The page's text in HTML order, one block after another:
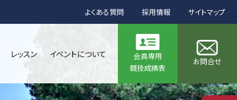
よくある質問 採用情報 サイトマップ
レッスン イベントについて
会員専用
競技成績表
お問合せ